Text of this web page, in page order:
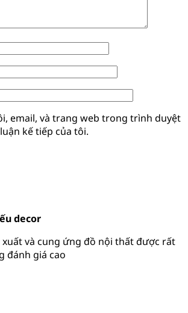
email, và trang web trong trình duyệt
kế tiếp của tôi.
decor
và cung ứng đồ nội thất được rất
đánh giá cao